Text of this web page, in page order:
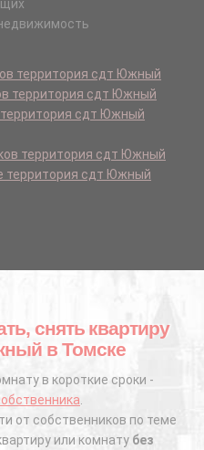
территория сдт Южный
территория сдт Южный
территория сдт Южный
территория сдт Южный
территория сдт Южный
снять квартиру
в Томске
в короткие сроки -
.
от собственников по теме
или комнату без